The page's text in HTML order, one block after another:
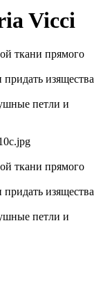
Vicci
ткани прямого
изящества
петли и
ткани прямого
изящества
петли и